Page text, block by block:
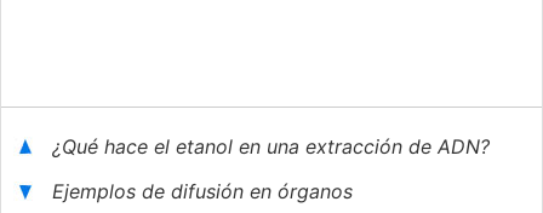
¿Qué hace el etanol en una extracción de ADN?
Ejemplos de difusión en órganos